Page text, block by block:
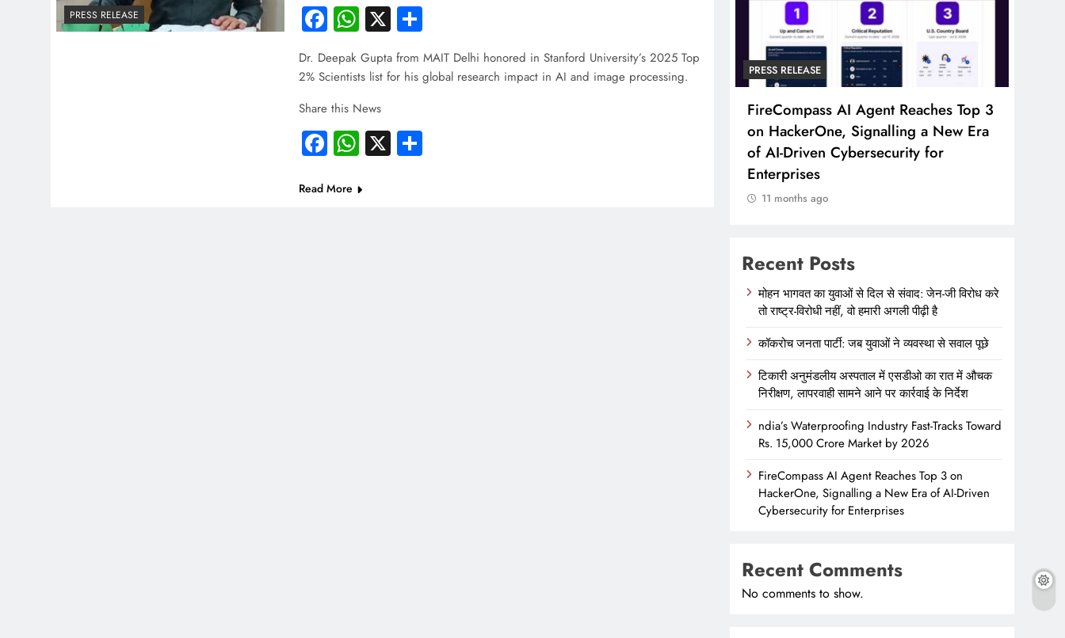
PRESS RELEASE Facebook
WhatsApp
X
Dr. Deepak Gupta from MAIT Delhi honored in Stanford University’s 2025 Top
2% Scientists list for his global research impact in AI and image processing.
Share this News
Facebook
WhatsApp
X
Read More
PRESS RELEASE PRESS RELEASE
FireCompass AI Agent Reaches Top 3
on HackerOne, Signalling a New Era
of AI-Driven Cybersecurity for
Enterprises
11 months ago
Recent Posts
मोहन भागवत का युवाओं से दिल से संवाद: जेन-जी विरोध करे
तो राष्ट्र-विरोधी नहीं, वो हमारी अगली पीढ़ी है
कॉकरोच जनता पार्टी: जब युवाओं ने व्यवस्था से सवाल पूछे
टिकारी अनुमंडलीय अस्पताल में एसडीओ का रात में औचक
निरीक्षण, लापरवाही सामने आने पर कार्रवाई के निर्देश
ndia’s Waterproofing Industry Fast-Tracks Toward
Rs. 15,000 Crore Market by 2026
FireCompass AI Agent Reaches Top 3 on
HackerOne, Signalling a New Era of AI-Driven
Cybersecurity for Enterprises
Recent Comments
No comments to show.